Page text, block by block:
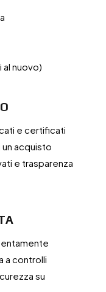
al nuovo)
e certificati
acquisto
e trasparenza
a controlli
su